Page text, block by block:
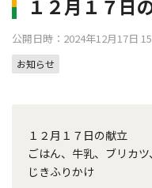
１２月１７日
公開日時：2024年12月17日
お知らせ
１２月１７日の献立
ごはん、牛乳、ブリカ
じきふりかけ